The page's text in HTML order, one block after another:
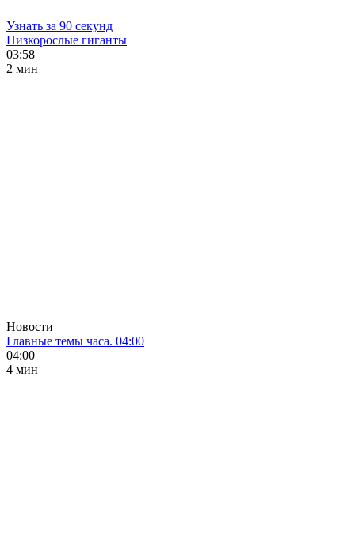
Узнать за 90 секунд
Низкорослые гиганты
03:58
2 мин
Новости
Главные темы часа. 04:00
04:00
4 мин